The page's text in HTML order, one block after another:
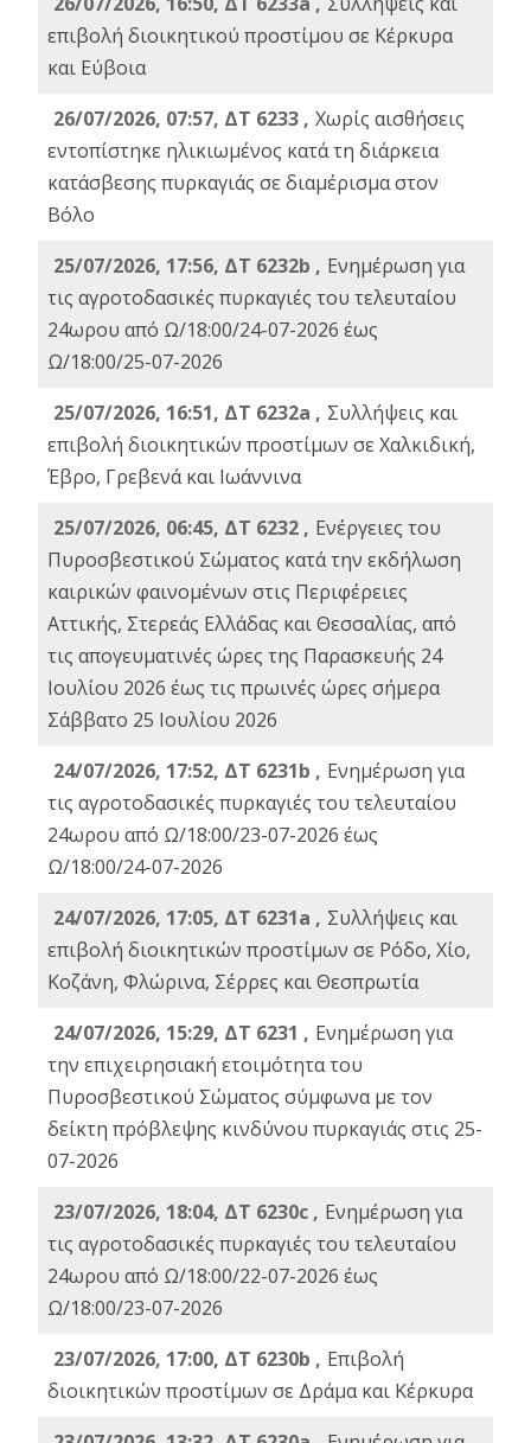
επιβολή διοικητικού προστίμου σε Κέρκυρα
και Εύβοια
26/07/2026, 07:57, ΔΤ 6233 , Χωρίς αισθήσεις
εντοπίστηκε ηλικιωμένος κατά τη διάρκεια
κατάσβεσης πυρκαγιάς σε διαμέρισμα στον
Βόλο
25/07/2026, 17:56, ΔΤ 6232b , Ενημέρωση για
τις αγροτοδασικές πυρκαγιές του τελευταίου
24ωρου από Ω/18:00/24-07-2026 έως
Ω/18:00/25-07-2026
25/07/2026, 16:51, ΔΤ 6232a , Συλλήψεις και
επιβολή διοικητικών προστίμων σε Χαλκιδική,
Έβρο, Γρεβενά και Ιωάννινα
25/07/2026, 06:45, ΔΤ 6232 , Ενέργειες του
Πυροσβεστικού Σώματος κατά την εκδήλωση
καιρικών φαινομένων στις Περιφέρειες
Αττικής, Στερεάς Ελλάδας και Θεσσαλίας, από
τις απογευματινές ώρες της Παρασκευής 24
Ιουλίου 2026 έως τις πρωινές ώρες σήμερα
Σάββατο 25 Ιουλίου 2026
24/07/2026, 17:52, ΔΤ 6231b , Ενημέρωση για
τις αγροτοδασικές πυρκαγιές του τελευταίου
24ωρου από Ω/18:00/23-07-2026 έως
Ω/18:00/24-07-2026
24/07/2026, 17:05, ΔΤ 6231a , Συλλήψεις και
επιβολή διοικητικών προστίμων σε Ρόδο, Χίο,
Κοζάνη, Φλώρινα, Σέρρες και Θεσπρωτία
24/07/2026, 15:29, ΔΤ 6231 , Ενημέρωση για
την επιχειρησιακή ετοιμότητα του
Πυροσβεστικού Σώματος σύμφωνα με τον
δείκτη πρόβλεψης κινδύνου πυρκαγιάς στις 25-
07-2026
23/07/2026, 18:04, ΔΤ 6230c , Ενημέρωση για
τις αγροτοδασικές πυρκαγιές του τελευταίου
24ωρου από Ω/18:00/22-07-2026 έως
Ω/18:00/23-07-2026
23/07/2026, 17:00, ΔΤ 6230b , Επιβολή
διοικητικών προστίμων σε Δράμα και Κέρκυρα